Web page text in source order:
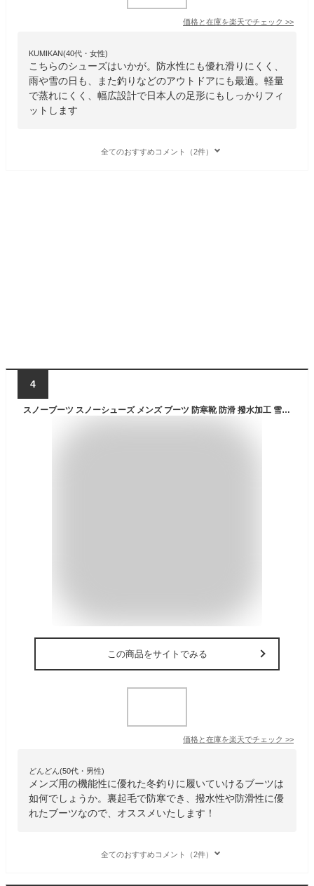
価格と在庫を楽天でチェック >>
KUMIKAN(40代・女性)
こちらのシューズはいかが。防水性にも優れ滑りにくく、
雨や雪の日も、また釣りなどのアウトドアにも最適。軽量
で蒸れにくく、幅広設計で日本人の足形にもしっかりフィ
ットします
全てのおすすめコメント（2件）
4
スノーブーツ スノーシューズ メンズ ブーツ 防寒靴 防滑 撥水加工 雪靴 ブラック ブラウン ショートブーツ 裏起毛 ボア 保暖 滑り止め シューズ 冬用 軽量 釣り 登山 アウトドア 作業 男性
この商品をサイトでみる
価格と在庫を楽天でチェック >>
どんどん(50代・男性)
メンズ用の機能性に優れた冬釣りに履いていけるブーツは
如何でしょうか。裏起毛で防寒でき、撥水性や防滑性に優
れたブーツなので、オススメいたします！
全てのおすすめコメント（2件）